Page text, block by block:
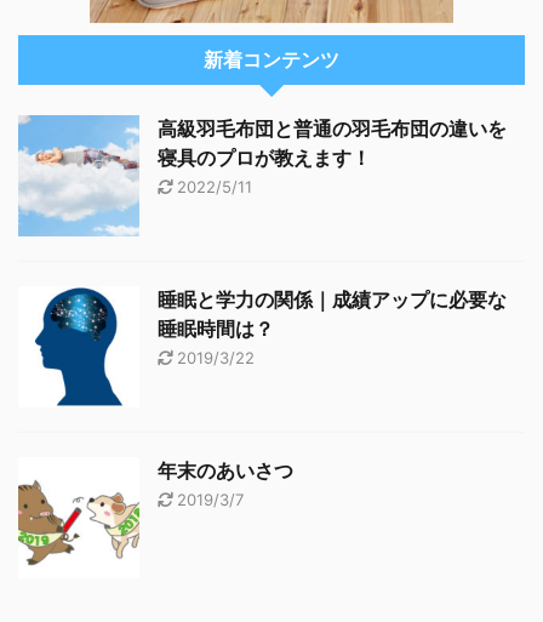
新着コンテンツ
高級羽毛布団と普通の羽毛布団の違いを
寝具のプロが教えます！
2022/5/11
睡眠と学力の関係｜成績アップに必要な
睡眠時間は？
2019/3/22
年末のあいさつ
2019/3/7